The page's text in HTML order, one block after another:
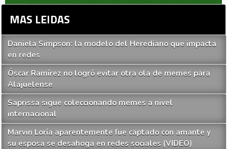
MAS LEIDAS
Daniela Simpson: la modelo del Herediano que impacta
en redes
Óscar Ramírez no logró evitar otra ola de memes para
Alajuelense
Saprissa sigue coleccionando memes a nivel
internacional
Marvin Loría aparentemente fue captado con amante y
su esposa se desahoga en redes sociales (VIDEO)